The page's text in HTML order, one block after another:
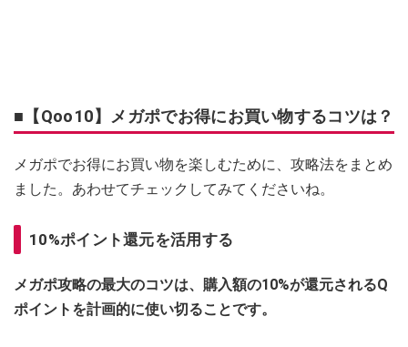
■【Qoo10】メガポでお得にお買い物するコツは？
メガポでお得にお買い物を楽しむために、攻略法をまとめ
ました。あわせてチェックしてみてくださいね。
10%ポイント還元を活用する
メガポ攻略の最大のコツは、購入額の10%が還元されるQ
ポイントを計画的に使い切ることです。